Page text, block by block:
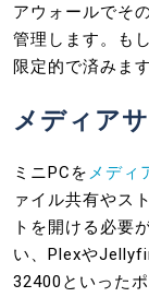
アウォールでそ
管理します。も
限定的で済みます
メディア
ミニPCを メディ
ァイル共有やス
トを開ける必要
い、Plexや
32400といった